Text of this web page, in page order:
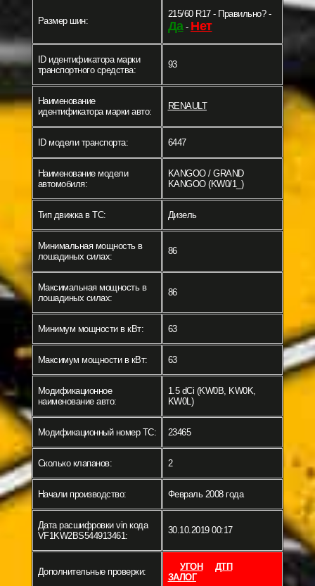
Размер шин:
215/60 R17 - Правильно? -
Да- Нет
ID идентификатора марки
транспортного средства:
93
Наименование
идентификатора марки авто:
RENAULT
ID модели транспорта: 6447
Наименование модели
автомобиля:
KANGOO / GRAND
KANGOO (KW0/1_)
Тип движка в ТС: Дизель
Минимальная мощность в
лошадиных силах:
86
Максимальная мощность в
лошадиных силах:
86
Минимум мощности в кВт: 63
Максимум мощности в кВт: 63
Модификационное
наименование авто:
1.5 dCi (KW0B, KW0K,
KW0L)
Модификационный номер ТС: 23465
Сколько клапанов: 2
Начали производство: Февраль 2008 года
Дата расшифровки vin кода
VF1KW2BS544913461:
30.10.2019 00:17
Дополнительные проверки: УГОН
ДТП
ЗАЛОГ